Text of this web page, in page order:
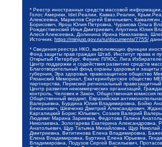
* Реестр иностранных средств массовой
Голос Америки, Idel.Реалии, Кавказ.Реалии,
Алексеевна, Маркелов Сергей Евгеньевич,
Борисович, Ярош Юлия Петровна, Чуракова Ольга
Рождественский Илья Дмитриевич, Апухтина Юлия
Алеся Алексеевна, Долинина Ирина Николаевна,
Источник: https://minjust.gov.ru/ru/documents/7755/
* Сведения реестра НКО, выполняющих функции
Фонд защиты прав граждан Штаб, Институт права и
Открытый Петербург, Феникс ПЛЮС, Лига
Центр поддержки и содействия развитию средств
Благотворительный фонд охраны здоровья и
губерния, Эра здоровья, правозащитное общество
Рязанский Мемориал, Екатеринбургское общество
партнерства, Пермский региональный
Центр развития некоммерческих организаций,
контроль, Человек и Закон, Общественная
Общественный вердикт, Евразийская
Валерьевна, Бурдина Юлия Владимировна, Бойко
Бекханович, Шевченко Дмитрий Александрович,
Каргалицкий Борис Юльевич, Созаев Валерий
Людевиг Марина Зариевна, Федотова Галина
Николаевна, Золотарева Екатерина
Анатольевич, Щур Татьяна Михайловна, Щур
Дмитриевна, Вититинова Елена Владимировна,
Елена Владимировна, Буртина Елена Юрьевна,
Владимировна, Подузов Сергей Васильевич,